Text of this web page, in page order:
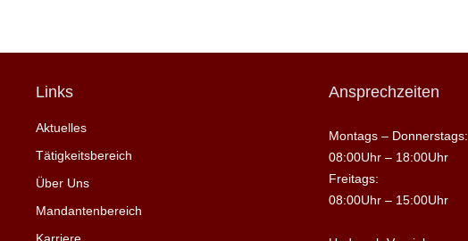
Links
Aktuelles
Tätigkeitsbereich
Über Uns
Mandantenbereich
Ansprechzeiten
Montags – Donnerstags:
08:00Uhr – 18:00Uhr
Freitags:
08:00Uhr – 15:00Uhr